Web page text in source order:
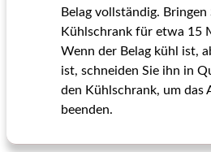
Belag vollständig. Bringen
Kühlschrank für etwa 15
Wenn der Belag kühl ist,
ist, schneiden Sie ihn in
den Kühlschrank, um das
beenden.